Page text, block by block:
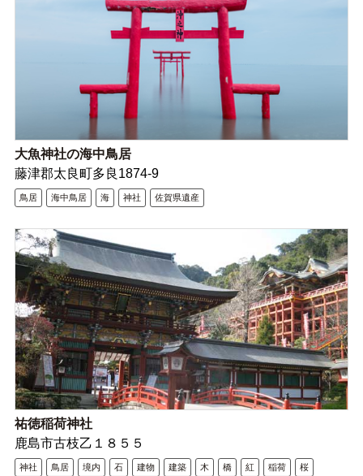
大魚神社の海中鳥居
藤津郡太良町多良1874-9
鳥居 海中鳥居 海 神社 佐賀県遺産
祐徳稲荷神社
鹿島市古枝乙１８５５
神社 鳥居 境内 石 建物 建築 木 橋 紅 稲荷 桜